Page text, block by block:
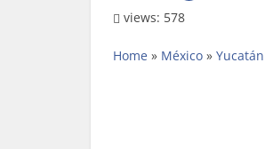
views: 578
Home » México » Yucatán